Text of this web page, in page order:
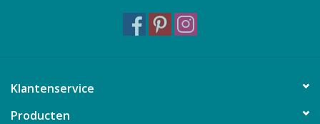
Klantenservice
Producten